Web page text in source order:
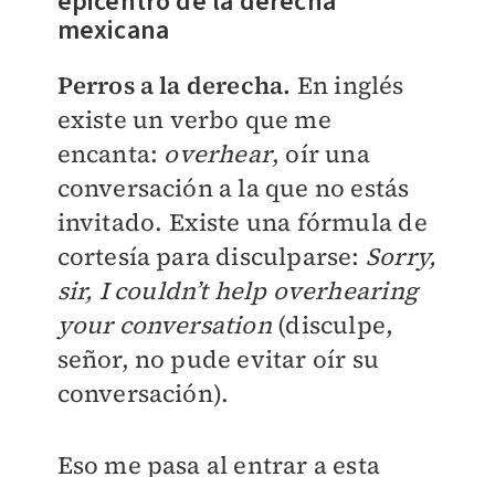
mexicana
Perros a la derecha. En inglés
existe un verbo que me
encanta: overhear, oír una
conversación a la que no estás
invitado. Existe una fórmula de
cortesía para disculparse: Sorry,
sir, I couldn’t help overhearing
your conversation(disculpe,
señor, no pude evitar oír su
conversación).
Eso me pasa al entrar a esta